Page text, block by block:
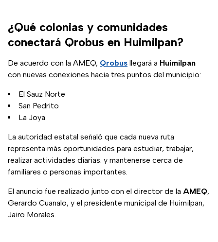
¿Qué colonias y comunidades
conectará Qrobus en Huimilpan?
De acuerdo con la AMEQ, Qrobus llegará a Huimilpan
con nuevas conexiones hacia tres puntos del municipio:
El Sauz Norte
San Pedrito
La Joya
La autoridad estatal señaló que cada nueva ruta
representa más oportunidades para estudiar, trabajar,
realizar actividades diarias. y mantenerse cerca de
familiares o personas importantes.
El anuncio fue realizado junto con el director de la AMEQ,
Gerardo Cuanalo, y el presidente municipal de Huimilpan,
Jairo Morales.